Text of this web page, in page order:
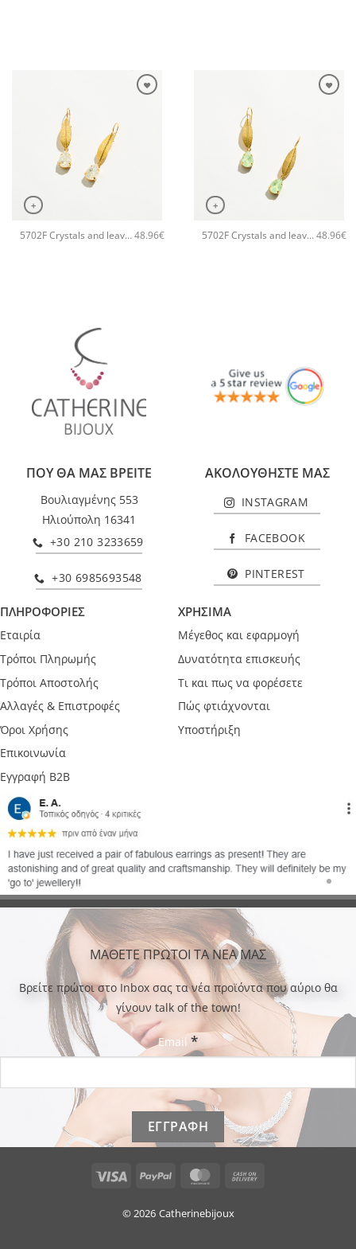
+
5702F Crystals and leaves small χειροποίητα σκουλαρίκια Catherine bijoux Άσπρο48.96€
+
5702F Crystals and leaves small χειροποίητα σκουλαρίκια Catherine bijoux Πράσινο48.96€
ΠΟΥ ΘΑ ΜΑΣ ΒΡΕΙΤΕ
Βουλιαγμένης 553
Ηλιούπολη 16341
+30 210 3233659
+30 6985693548
ΑΚΟΛΟΥΘΗΣΤΕ ΜΑΣ
INSTAGRAM
FACEBOOK
PINTEREST
ΠΛΗΡΟΦΟΡΙΕΣ
Εταιρία
Τρόποι Πληρωμής
Τρόποι Αποστολής
Αλλαγές & Επιστροφές
Όροι Χρήσης
Επικοινωνία
Εγγραφή B2B
ΧΡΗΣΙΜΑ
Μέγεθος και εφαρμογή
Δυνατότητα επισκευής
Τι και πως να φορέσετε
Πώς φτιάχνονται
Υποστήριξη
ΜΑΘΕΤΕ ΠΡΩΤΟΙ ΤΑ ΝΕΑ ΜΑΣ
Bρείτε πρώτοι στο Inbox σας τα νέα προϊόντα που αύριο θα
γίνουν talk of the town!
Email *
Visa PayPal MasterCard
© 2026 Catherinebijoux